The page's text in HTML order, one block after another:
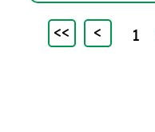
<< < 1